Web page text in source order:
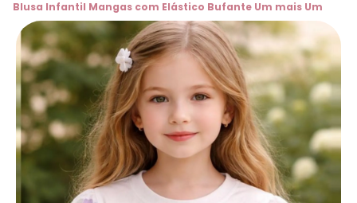
Blusa Infantil Mangas com Elástico Bufante Um mais Um